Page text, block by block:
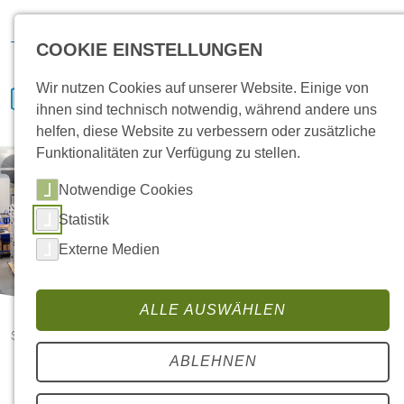
Startseite Jobs
COOKIE EINSTELLUNGEN
Wir nutzen Cookies auf unserer Website. Einige von
ihnen sind technisch notwendig, während andere uns
helfen, diese Website zu verbessern oder zusätzliche
Funktionalitäten zur Verfügung zu stellen.
Notwendige Cookies
Statistik
Externe Medien
ALLE AUSWÄHLEN
ABLEHNEN